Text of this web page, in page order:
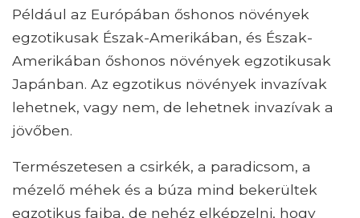
Például az Európában őshonos növények
egzotikusak Észak-Amerikában, és Észak-
Amerikában őshonos növények egzotikusak
Japánban. Az egzotikus növények invazívak
lehetnek, vagy nem, de lehetnek invazívak a
jövőben.
Természetesen a csirkék, a paradicsom, a
mézelő méhek és a búza mind bekerültek
egzotikus fajba, de nehéz elképzelni, hogy